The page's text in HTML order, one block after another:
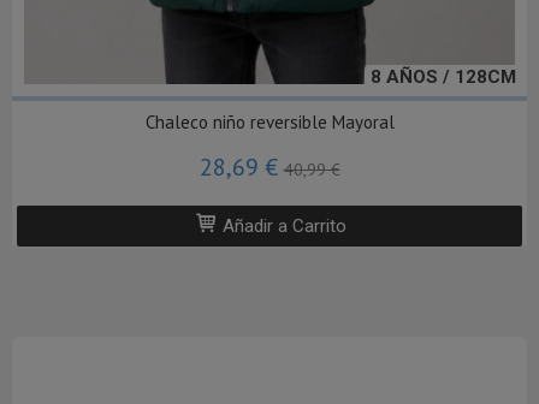
8 AÑOS / 128CM
Chaleco niño reversible Mayoral
28,69 €40,99 €
Añadir a Carrito